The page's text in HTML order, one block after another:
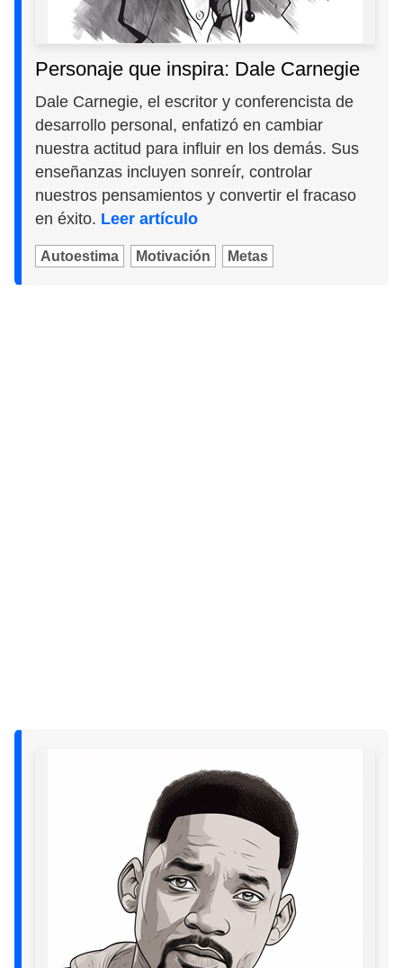
Personaje que inspira: Dale Carnegie
Dale Carnegie, el escritor y conferencista de
desarrollo personal, enfatizó en cambiar
nuestra actitud para influir en los demás. Sus
enseñanzas incluyen sonreír, controlar
nuestros pensamientos y convertir el fracaso
en éxito. Leer artículo
Autoestima Motivación Metas